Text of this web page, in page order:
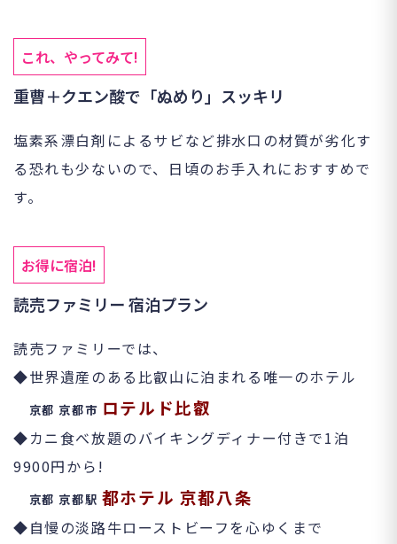
これ、やってみて!
重曹＋クエン酸で「ぬめり」スッキリ
塩素系漂白剤によるサビなど排水口の材質が劣化す
る恐れも少ないので、日頃のお手入れにおすすめで
す。
お得に宿泊!
読売ファミリー 宿泊プラン
読売ファミリーでは、
◆世界遺産のある比叡山に泊まれる唯一のホテル
京都 京都市 ロテルド比叡
◆カニ食べ放題のバイキングディナー付きで1 泊
9900円から !
京都 京都駅 都ホテル 京都八条
◆自慢の淡路牛ローストビーフを心ゆくまで